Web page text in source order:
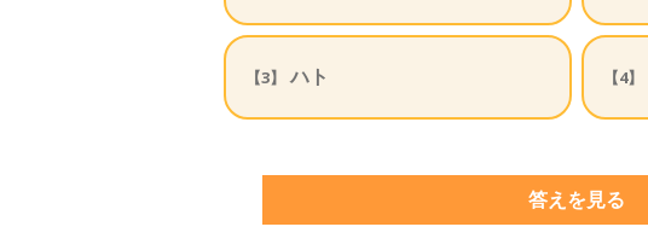
【3】 ハト 【4】
答えを見る